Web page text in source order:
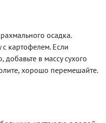
осадка.
с картофелем. Если
в массу сухого
хорошо перемешайте.